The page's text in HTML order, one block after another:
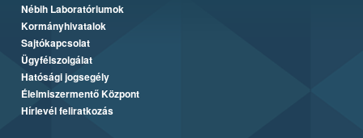
Nébih Laboratóriumok
Kormányhivatalok
Sajtókapcsolat
Ügyfélszolgálat
Hatósági jogsegély
Élelmiszermentő Központ
Hírlevél feliratkozás